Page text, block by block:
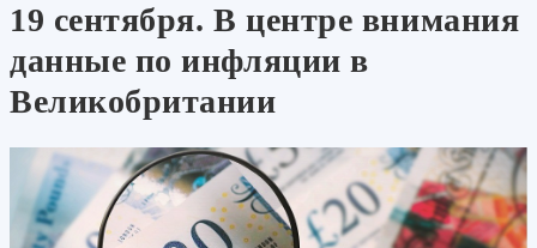
19 сентября. В центре внимания
данные по инфляции в
Великобритании